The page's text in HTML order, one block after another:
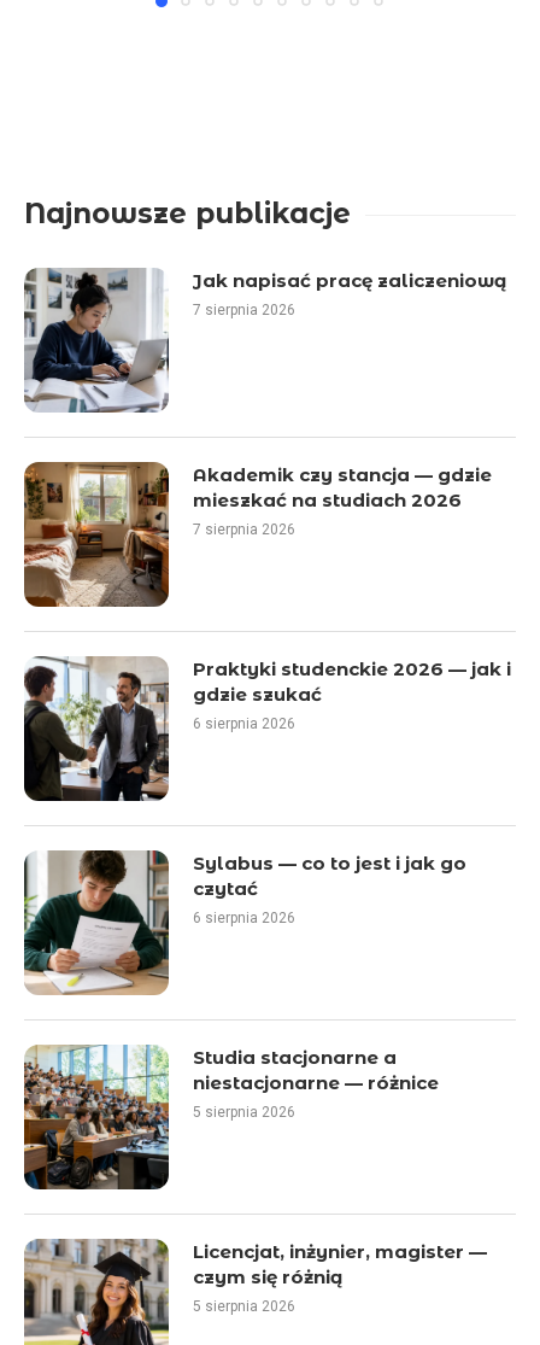
Najnowsze publikacje
Jak napisać pracę zaliczeniową
7 sierpnia 2026
Akademik czy stancja — gdzie
mieszkać na studiach 2026
7 sierpnia 2026
Praktyki studenckie 2026 — jak i
gdzie szukać
6 sierpnia 2026
Sylabus — co to jest i jak go
czytać
6 sierpnia 2026
Studia stacjonarne a
niestacjonarne — różnice
5 sierpnia 2026
Licencjat, inżynier, magister —
czym się różnią
5 sierpnia 2026